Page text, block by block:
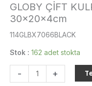
GLOBY ÇİFT
30x20x4cm
114GLBX7066BLACK
Stok : 162 adet stokta
-
ÇİFT
+